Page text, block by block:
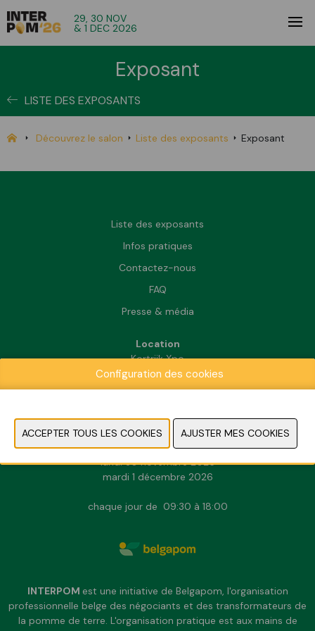
29, 30 NOV
& 1 DEC 2026
Exposant
LISTE DES EXPOSANTS
Découvrez le salon Liste des exposants Exposant
Liste des exposants
Infos pratiques
Contactez-nous
FAQ
Presse & média
Location
Kortrijk Xpo
Doorniksesteenweg 216
8500 Kortrijk
INFORMATION PRATIQUE
dimanche 29 novembre 2026
lundi 30 novembre 2026
mardi 1 décembre 2026
chaque jour de 09:30 à 18:00
INTERPOM est une initiative de Belgapom, l'organisation
professionnelle belge des négociants et des transformateurs de
la pomme de terre. L'organisation pratique est aux mains de
Configuration des cookies